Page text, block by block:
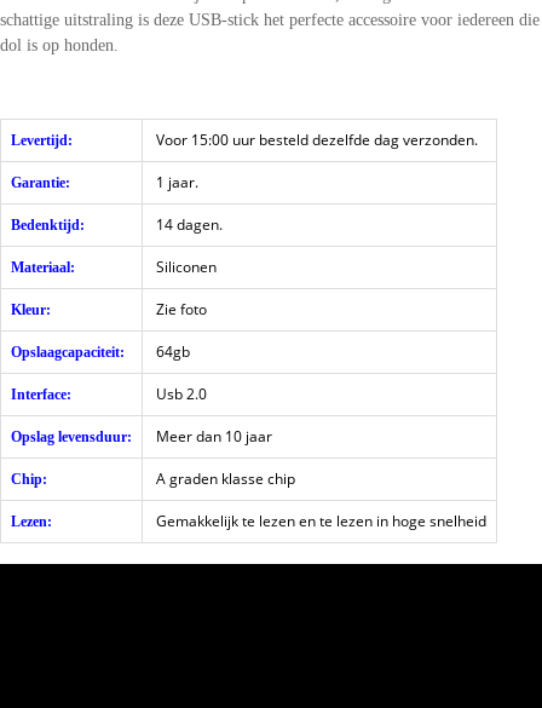
schattige uitstraling is deze USB-stick het perfecte accessoire voor iedereen die
dol is op honden.
Levertijd: Voor 15:00 uur besteld dezelfde dag verzonden.
Garantie: 1 jaar.
Bedenktijd: 14 dagen.
Materiaal: Siliconen
Kleur: Zie foto
Opslaagcapaciteit: 64gb
Interface: Usb 2.0
Opslag levensduur: Meer dan 10 jaar
Chip: A graden klasse chip
Lezen: Gemakkelijk te lezen en te lezen in hoge snelheid